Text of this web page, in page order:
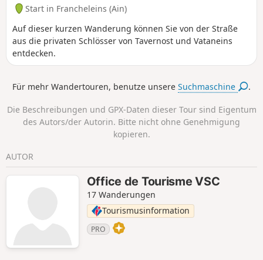
Start in Francheleins (Ain)
Auf dieser kurzen Wanderung können Sie von der Straße
aus die privaten Schlösser von Tavernost und Vataneins
entdecken.
Für mehr Wandertouren, benutze unsereSuchmaschine .
Die Beschreibungen und GPX-Daten dieser Tour sind Eigentum
des Autors/der Autorin. Bitte nicht ohne Genehmigung
kopieren.
AUTOR
Office de Tourisme VSC
17 Wanderungen
Tourismusinformation
PRO